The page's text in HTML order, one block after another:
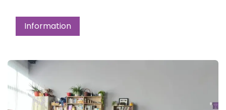
Information